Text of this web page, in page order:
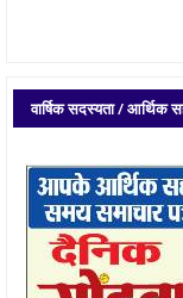
वार्षिक सदस्यता / आर्थिक